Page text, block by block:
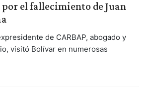
el fallecimiento de Juan
de CARBAP, abogado y
visitó Bolívar en numerosas